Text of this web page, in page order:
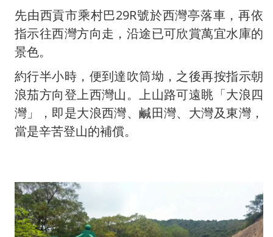
先由西貢市乘村巴29R號於西灣亭落車，再依
指示往西灣方向走，沿途已可欣賞萬宜水庫的
景色。
約行半小時，便到達吹筒坳，之後再按指示朝
浪茄方向登上西灣山。上山路可遠眺「大浪四
灣」，即是大浪西灣、鹹田灣、大灣及東灣，
當是辛苦登山的補償。